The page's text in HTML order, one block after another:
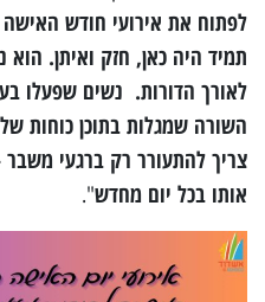
לפתוח את אירועי חודש
תמיד היה כאן, חזק ואיתן.
לאורך הדורות. נשים שפעלו
השורה שמגלות בתוכן כוחות
צריך להתעורר רק ברגעי
אותו בכל יום מחדש".